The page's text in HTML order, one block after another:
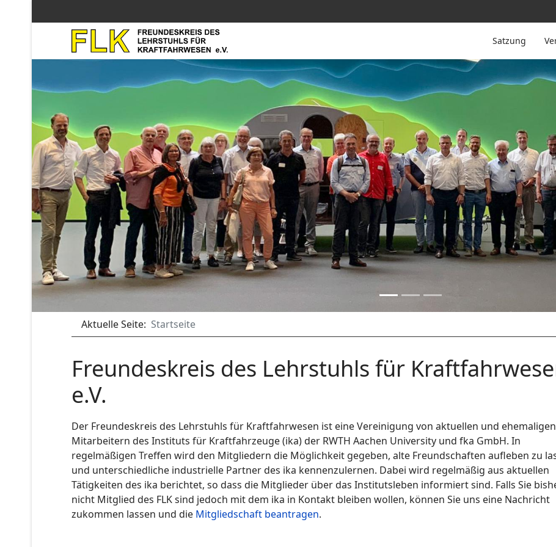
Satzung
Zurück
Aktuelle Seite: Startseite
Freundeskreis des Lehrstuhls für
e.V.
Der Freundeskreis des Lehrstuhls für Kraftfahrwesen ist eine Vereinigung von aktuellen und ehemaligen
Mitarbeitern des Instituts für Kraftfahrzeuge (ika) der RWTH Aachen University und fka GmbH. In
regelmäßigen Treffen wird den Mitgliedern die Möglichkeit gegeben, alte Freundschaften aufleben zu
und unterschiedliche industrielle Partner des ika kennenzulernen. Dabei wird regelmäßig aus aktuellen
Tätigkeiten des ika berichtet, so dass die Mitglieder über das Institutsleben informiert sind. Falls Sie
nicht Mitglied des FLK sind jedoch mit dem ika in Kontakt bleiben wollen, können Sie uns eine Nachricht
zukommen lassen und die Mitgliedschaft beantragen.